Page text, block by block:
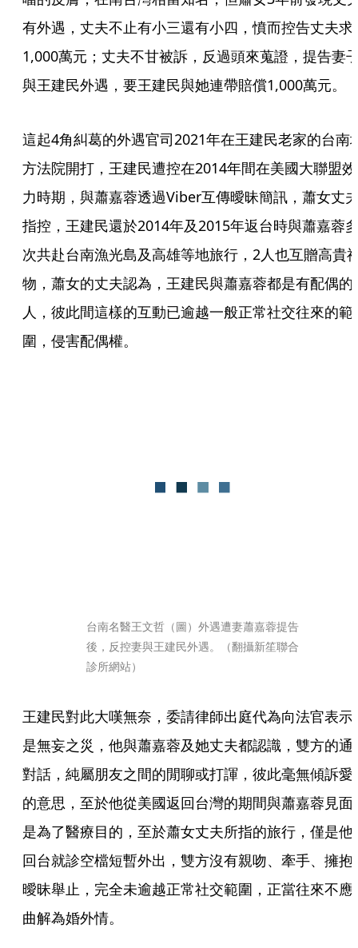
有外遇，丈夫不止有小三還有小四，憤而控告丈夫求
1,000萬元；丈夫不甘被訴，反過頭來蒐證，提告妻
與王建民外遇，要王建民與她連帶賠償1,000萬元。
這起4角糾葛的外遇官司2021年在王建民老家的台南
方法院開打，王建民遭控在2014年間在美國大聯盟效
力時期，與蕭嘉蓉透過Viber互傳曖昧簡訊，蕭女丈
指控，王建民還於2014年及2015年返台時與蕭嘉蓉
次共赴台南漁光島及高雄等地旅行，2人也互贈高貴
物，蕭女的丈夫認為，王建民與蕭嘉蓉都是有配偶的
人，彼此間這樣的互動已逾越一般正常社交往來的範
圍，侵害配偶權。
台南名醫王文哲（圖）外遇遭妻蕭嘉蓉提告
後，反控妻與王建民外遇。（翻攝新笙聯合
診所網站）
王建民對此大嘆無奈，委請律師出庭代為向法官表示
是無妄之災，他與蕭嘉蓉及她丈夫都認識，雙方的通
對話，純屬朋友之間的閒聊或打諢，彼此毫無傾訴愛
的意思，至於他從美國返回台灣的期間與蕭嘉蓉見面
是為了醫療目的，至於蕭女丈夫所指的旅行，僅是他
回台就診空檔短暫外出，雙方沒有親吻、牽手、擁抱
曖昧舉止，完全未逾越正常社交範圍，正當往來不應
曲解為婚外情。